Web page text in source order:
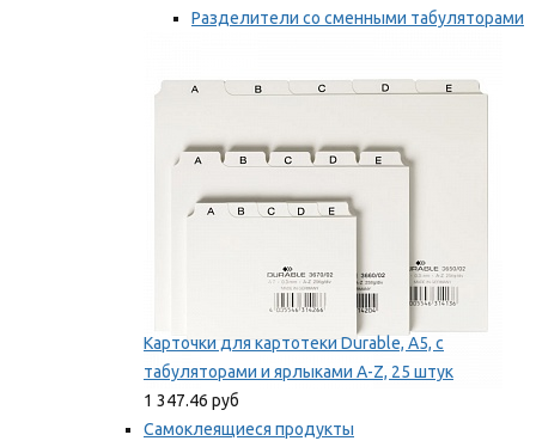
Разделители со сменными табуляторами
Карточки для картотеки Durable, A5, с
табуляторами и ярлыками A-Z, 25 штук
1 347.46 руб
Самоклеящиеся продукты